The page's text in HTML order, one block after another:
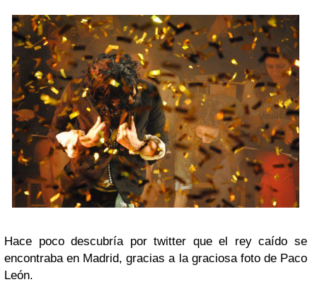
Hace poco descubría por twitter que el rey caído se
encontraba en Madrid, gracias a la graciosa foto de Paco
León.